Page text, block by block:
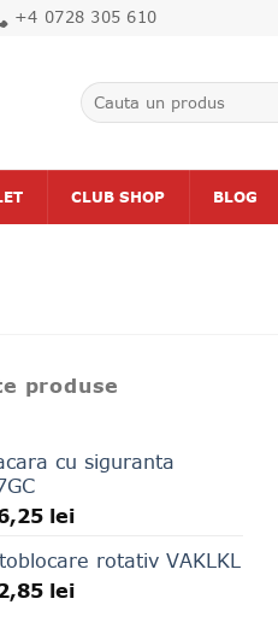
+4 0728 305 610
Caută
după:
CLUB SHOP BLOG
produse
cu siguranta
lei
rotativ VAKLKL
lei